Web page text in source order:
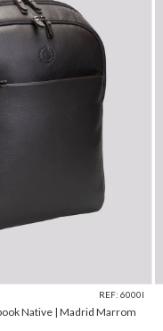
REF: 6000I
Native | Madrid Marrom